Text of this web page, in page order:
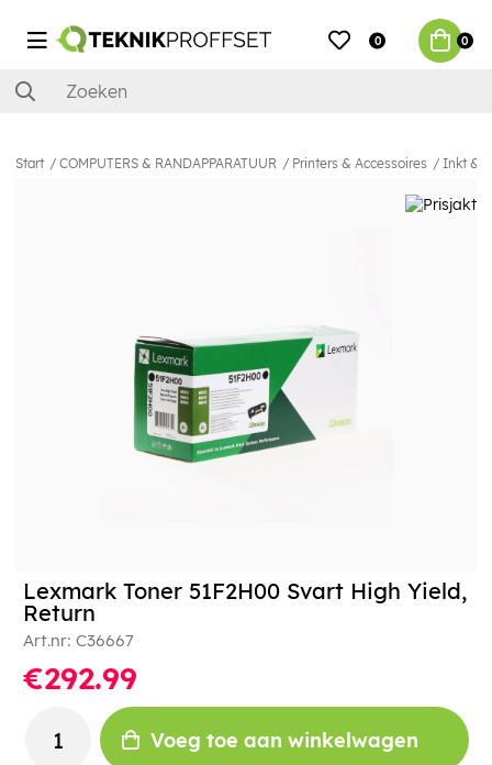
0 0
Start COMPUTERS & RANDAPPARATUUR Printers & Accessoires Inkt &
Lexmark Toner 51F2H00 Svart High Yield,
Return
Art.nr: C36667
€292.99
Voeg toe aan winkelwagen